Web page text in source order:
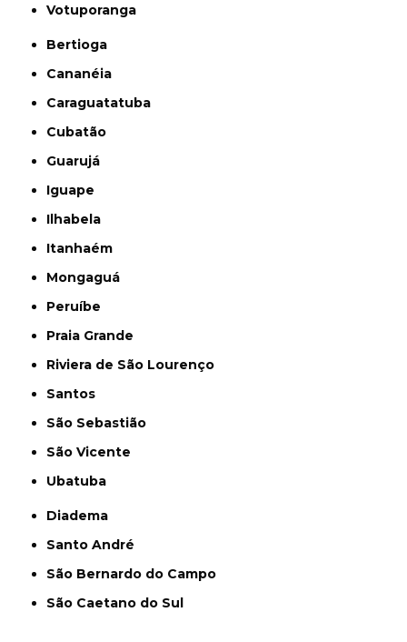
Votuporanga
Bertioga
Cananéia
Caraguatatuba
Cubatão
Guarujá
Iguape
Ilhabela
Itanhaém
Mongaguá
Peruíbe
Praia Grande
Riviera de São Lourenço
Santos
São Sebastião
São Vicente
Ubatuba
Diadema
Santo André
São Bernardo do Campo
São Caetano do Sul